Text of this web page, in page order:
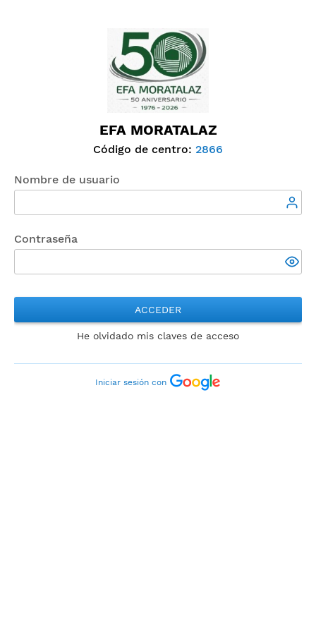
EFA MORATALAZ
Código de centro: 2866
Nombre de usuario
Contraseña
ACCEDER
He olvidado mis claves de acceso
Iniciar sesión con